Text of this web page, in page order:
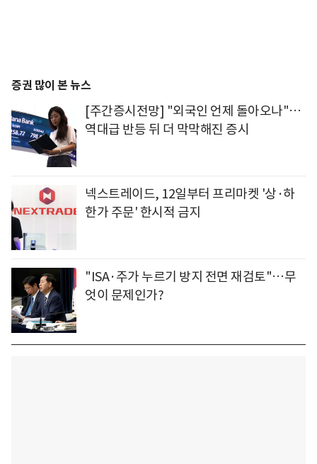
증권 많이 본 뉴스
[주간증시전망] "외국인 언제 돌아오나"…
역대급 반등 뒤 더 막막해진 증시
넥스트레이드, 12일부터 프리마켓 '상·하
한가 주문' 한시적 금지
"ISA·주가 누르기 방지 전면 재검토"…무
엇이 문제인가?